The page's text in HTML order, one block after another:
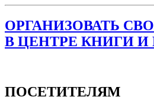
ОРГАНИЗОВАТЬ
В ЦЕНТРЕ КНИГИ И
ПОСЕТИТЕЛЯМ